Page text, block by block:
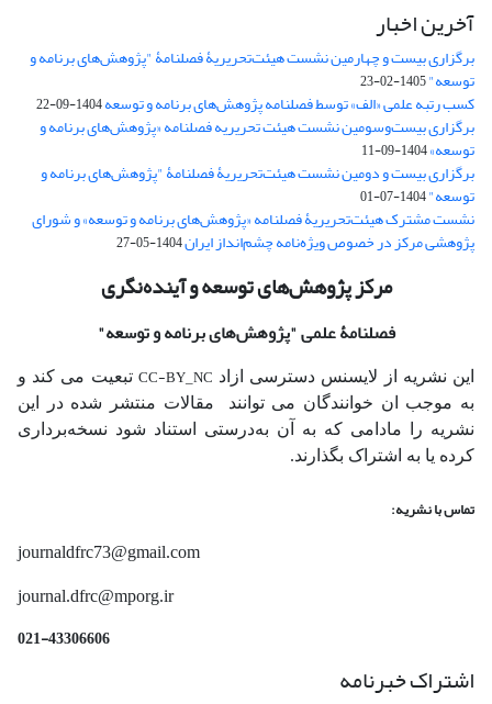
آخرین اخبار
برگزاری بیست و چهارمین نشست هیئت‌تحریریۀ فصلنامۀ "پژوهش‌های برنامه و
توسعه"1405-02-23
کسب رتبه علمی «الف» توسط فصلنامه پژوهش‌های برنامه و توسعه1404-09-22
برگزاری بیست‌وسومین نشست هیئت‌ تحریریه فصلنامه «پژوهش‌های برنامه و
توسعه»1404-09-11
برگزاری بیست و دومین نشست هیئت‌تحریریۀ فصلنامۀ "پژوهش‌های برنامه و
توسعه"1404-07-01
نشست مشترک هیئت‌تحریریۀ فصلنامه «پژوهش‌های برنامه و توسعه» و شورای
پژوهشی مرکز در خصوص ویژه‌نامه چشم‌انداز ایران1404-05-27
مرکز پژوهش‌های توسعه و آینده‌نگری
فصلنامۀ علمی"پژوهش‌های برنامه و توسعه"
این نشریه از لایسنس دسترسی ازاد CC-BY_NC تبعیت می کند و
به موجب ان خوانندگان می توانند مقالات منتشر شده در این
نشریه را مادامی که به آن‌ به‌درستی استناد شود نسخه‌برداری
کرده یا به اشتراک بگذارند.
تماس با نشریه:
journaldfrc73@gmail.com
journal.dfrc@mporg.ir
021-43306606
اشتراک خبرنامه